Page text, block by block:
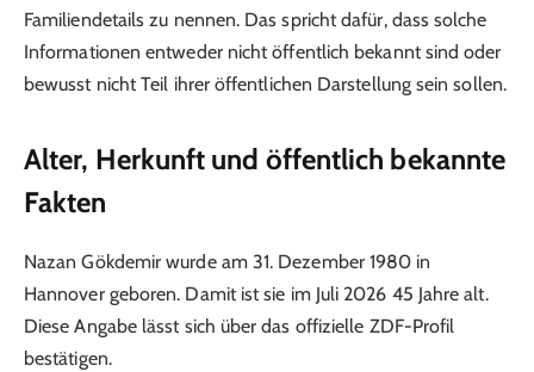
Familiendetails zu nennen. Das spricht dafür, dass solche
Informationen entweder nicht öffentlich bekannt sind oder
bewusst nicht Teil ihrer öffentlichen Darstellung sein sollen.
Alter, Herkunft und öffentlich bekannte
Fakten
Nazan Gökdemir wurde am 31. Dezember 1980 in
Hannover geboren. Damit ist sie im Juli 2026 45 Jahre alt.
Diese Angabe lässt sich über das offizielle ZDF-Profil
bestätigen.